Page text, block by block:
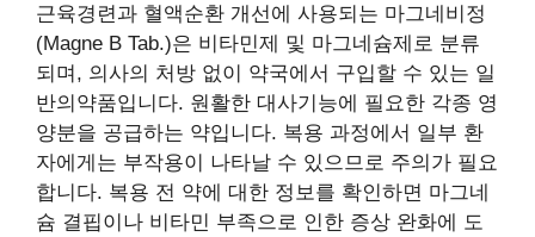
근육경련과 혈액순환 개선에 사용되는 마그네비정
(Magne B Tab.)은 비타민제 및 마그네슘제로 분류
되며, 의사의 처방 없이 약국에서 구입할 수 있는 일
반의약품입니다. 원활한 대사기능에 필요한 각종 영
양분을 공급하는 약입니다. 복용 과정에서 일부 환
자에게는 부작용이 나타날 수 있으므로 주의가 필요
합니다. 복용 전 약에 대한 정보를 확인하면 마그네
슘 결핍이나 비타민 부족으로 인한 증상 완화에 도